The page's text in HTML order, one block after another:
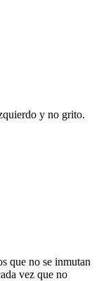
y no grito.
que no se inmutan
vez que no